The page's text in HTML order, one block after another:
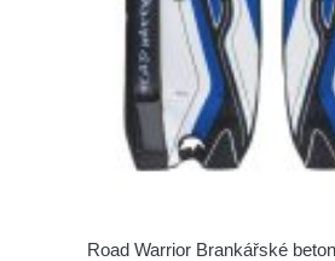
Road Warrior Brankářské